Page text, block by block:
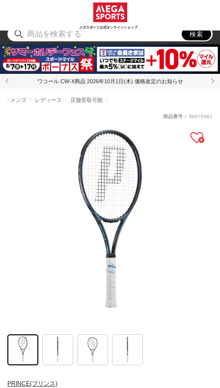
メガスポーツ公式オンラインショップ
アウトドア
検索
ワコール CW-X商品 2026年10月1日(木) 価格改定のお知らせ
PRINCE(プリンス)
メンズ レディース 店舗受取可能
商品番号： 86076361